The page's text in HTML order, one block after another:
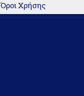
Όροι Χρήσης